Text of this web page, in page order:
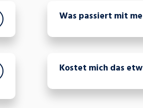
Was passiert mit
Kostet mich das